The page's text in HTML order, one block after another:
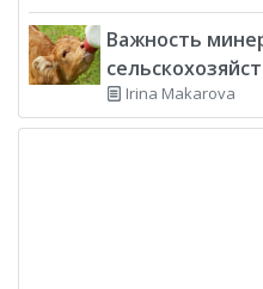
Важность
Irina Makarova